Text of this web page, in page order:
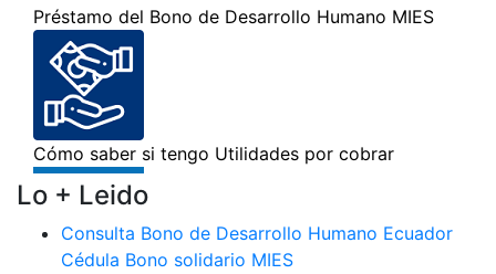
Lo + Leido
Consulta Bono de Desarrollo Humano Ecuador
Cédula Bono solidario MIES